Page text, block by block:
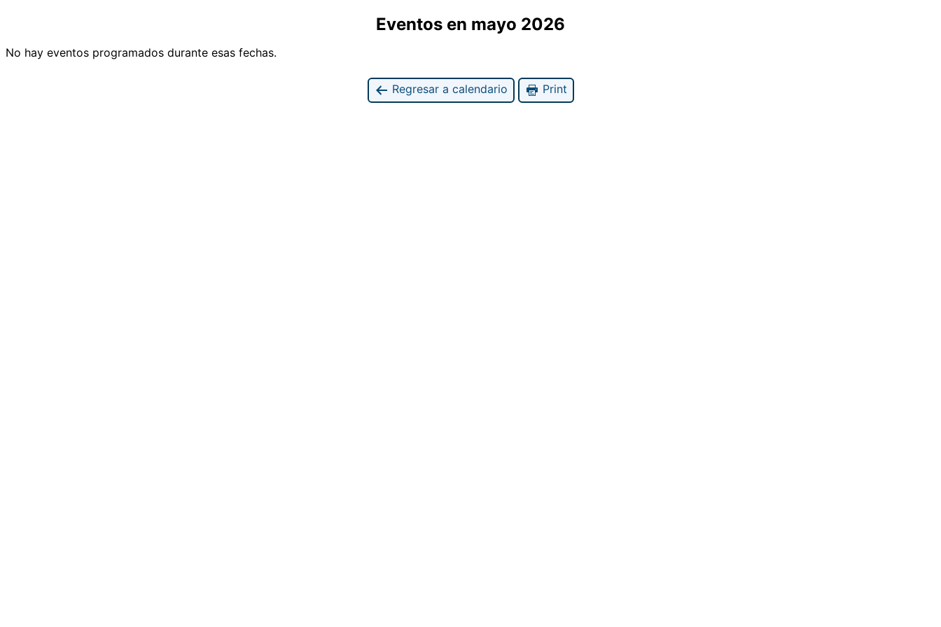
Eventos en mayo 2026
No hay eventos programados durante esas fechas.
Regresar a calendario Print